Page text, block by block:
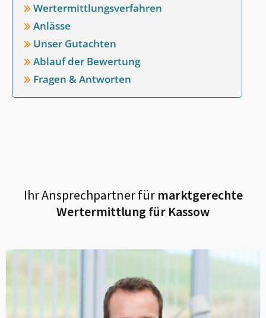
Wertermittlungsverfahren
Anlässe
Unser Gutachten
Ablauf der Bewertung
Fragen & Antworten
Ihr Ansprechpartner fürmarktgerechte
Wertermittlung für Kassow